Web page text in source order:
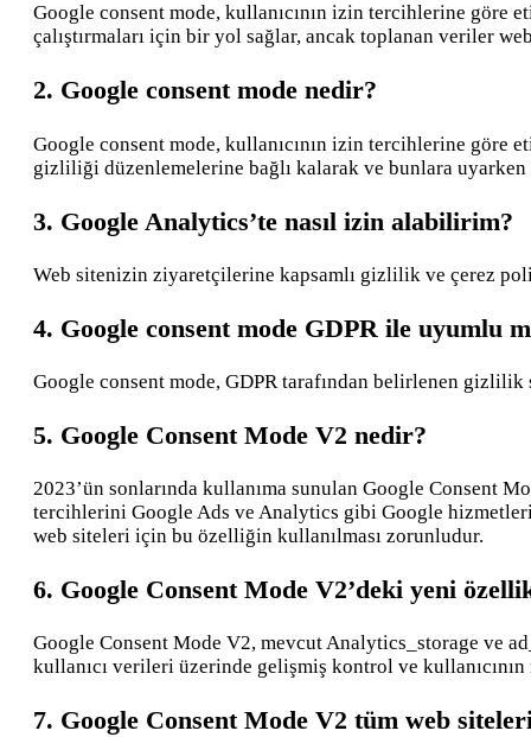
Google consent mode, kullanıcının izin tercihlerine göre
çalıştırmaları için bir yol sağlar, ancak toplanan veriler
2. Google consent mode nedir?
Google consent mode, kullanıcının izin tercihlerine göre
gizliliği düzenlemelerine bağlı kalarak ve bunlara
3. Google Analytics’te nasıl izin alabilirim?
Web sitenizin ziyaretçilerine kapsamlı gizlilik ve çerez
4. Google consent mode GDPR ile uyumlu
Google consent mode, GDPR tarafından belirlenen gizlilik
5. Google Consent Mode V2 nedir?
2023’ün sonlarında kullanıma sunulan Google Consent
tercihlerini Google Ads ve Analytics gibi Google
web siteleri için bu özelliğin kullanılması zorunludur.
6. Google Consent Mode V2’deki yeni
Google Consent Mode V2, mevcut Analytics_storage ve
kullanıcı verileri üzerinde gelişmiş kontrol ve
7. Google Consent Mode V2 tüm web